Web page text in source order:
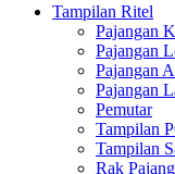
Tampilan Ritel
Pajangan
Pajangan
Pajangan
Pajangan
Pemutar
Tampilan
Tampilan
Rak